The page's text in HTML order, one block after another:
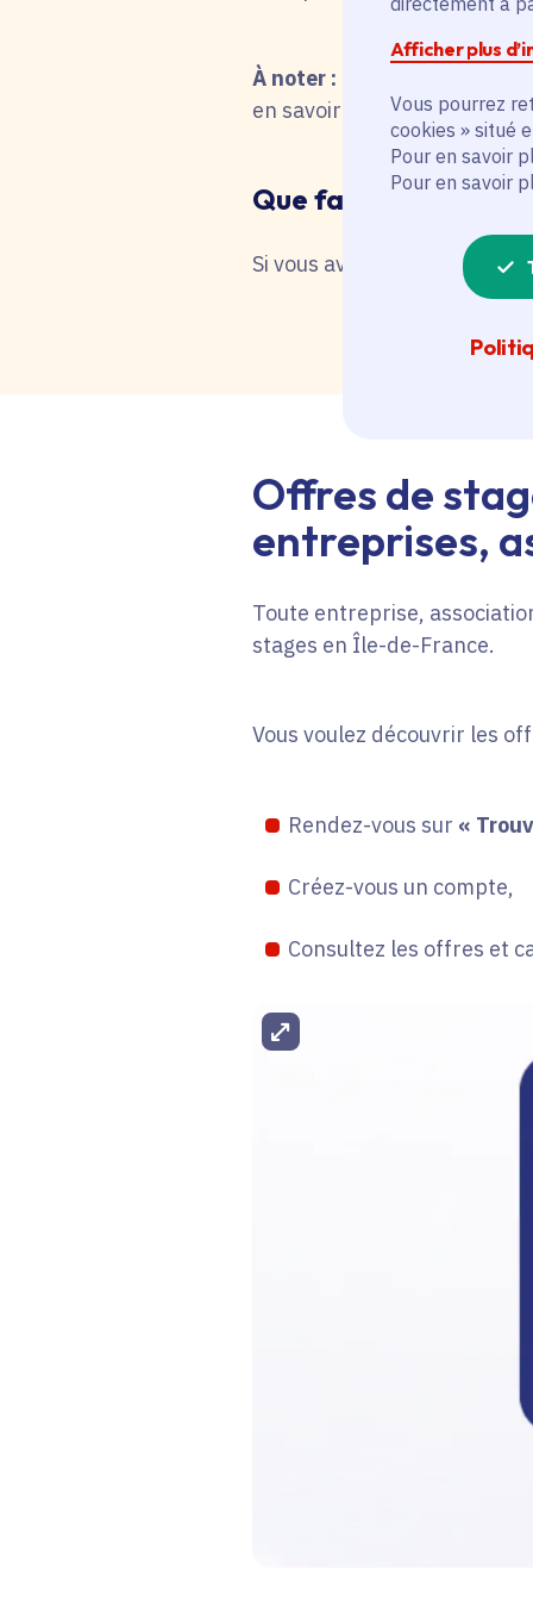
Afficher plus
Vous pourrez
cookies » situé
Pour en savoir
Pour en savoir
À noter :
pour une
en savoir plus en
Que faire en cas de
Si vous avez besoin d'une
Offres de
entreprises,
Toute entreprise,
stages en Île-de-France.
Vous voulez découvrir les
Rendez-vous sur «
Créez-vous un compte,
Consultez les offres et
Agrandir l'image